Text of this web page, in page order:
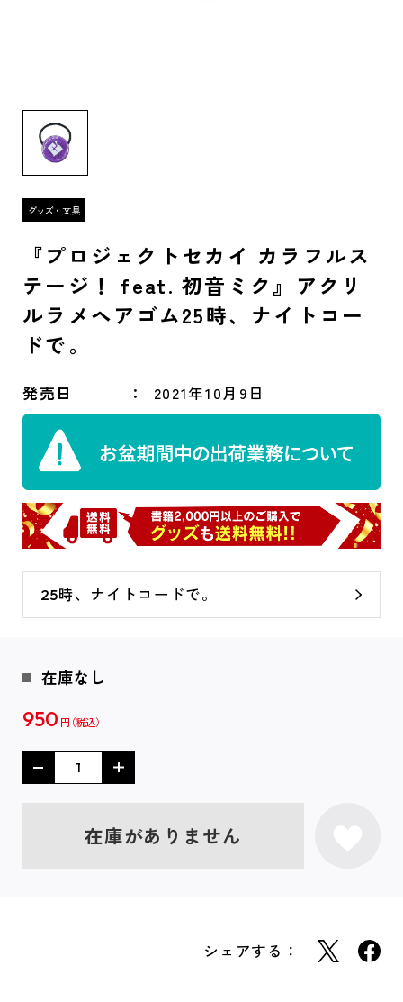
『プロジェクトセカイ カラフルス
テージ！ feat. 初音ミク』アクリ
ルラメヘアゴム25時、ナイトコー
ドで。
発売日 2021年10月9日
25時、ナイトコードで。
在庫なし
950 円
在庫がありません
シェアする：